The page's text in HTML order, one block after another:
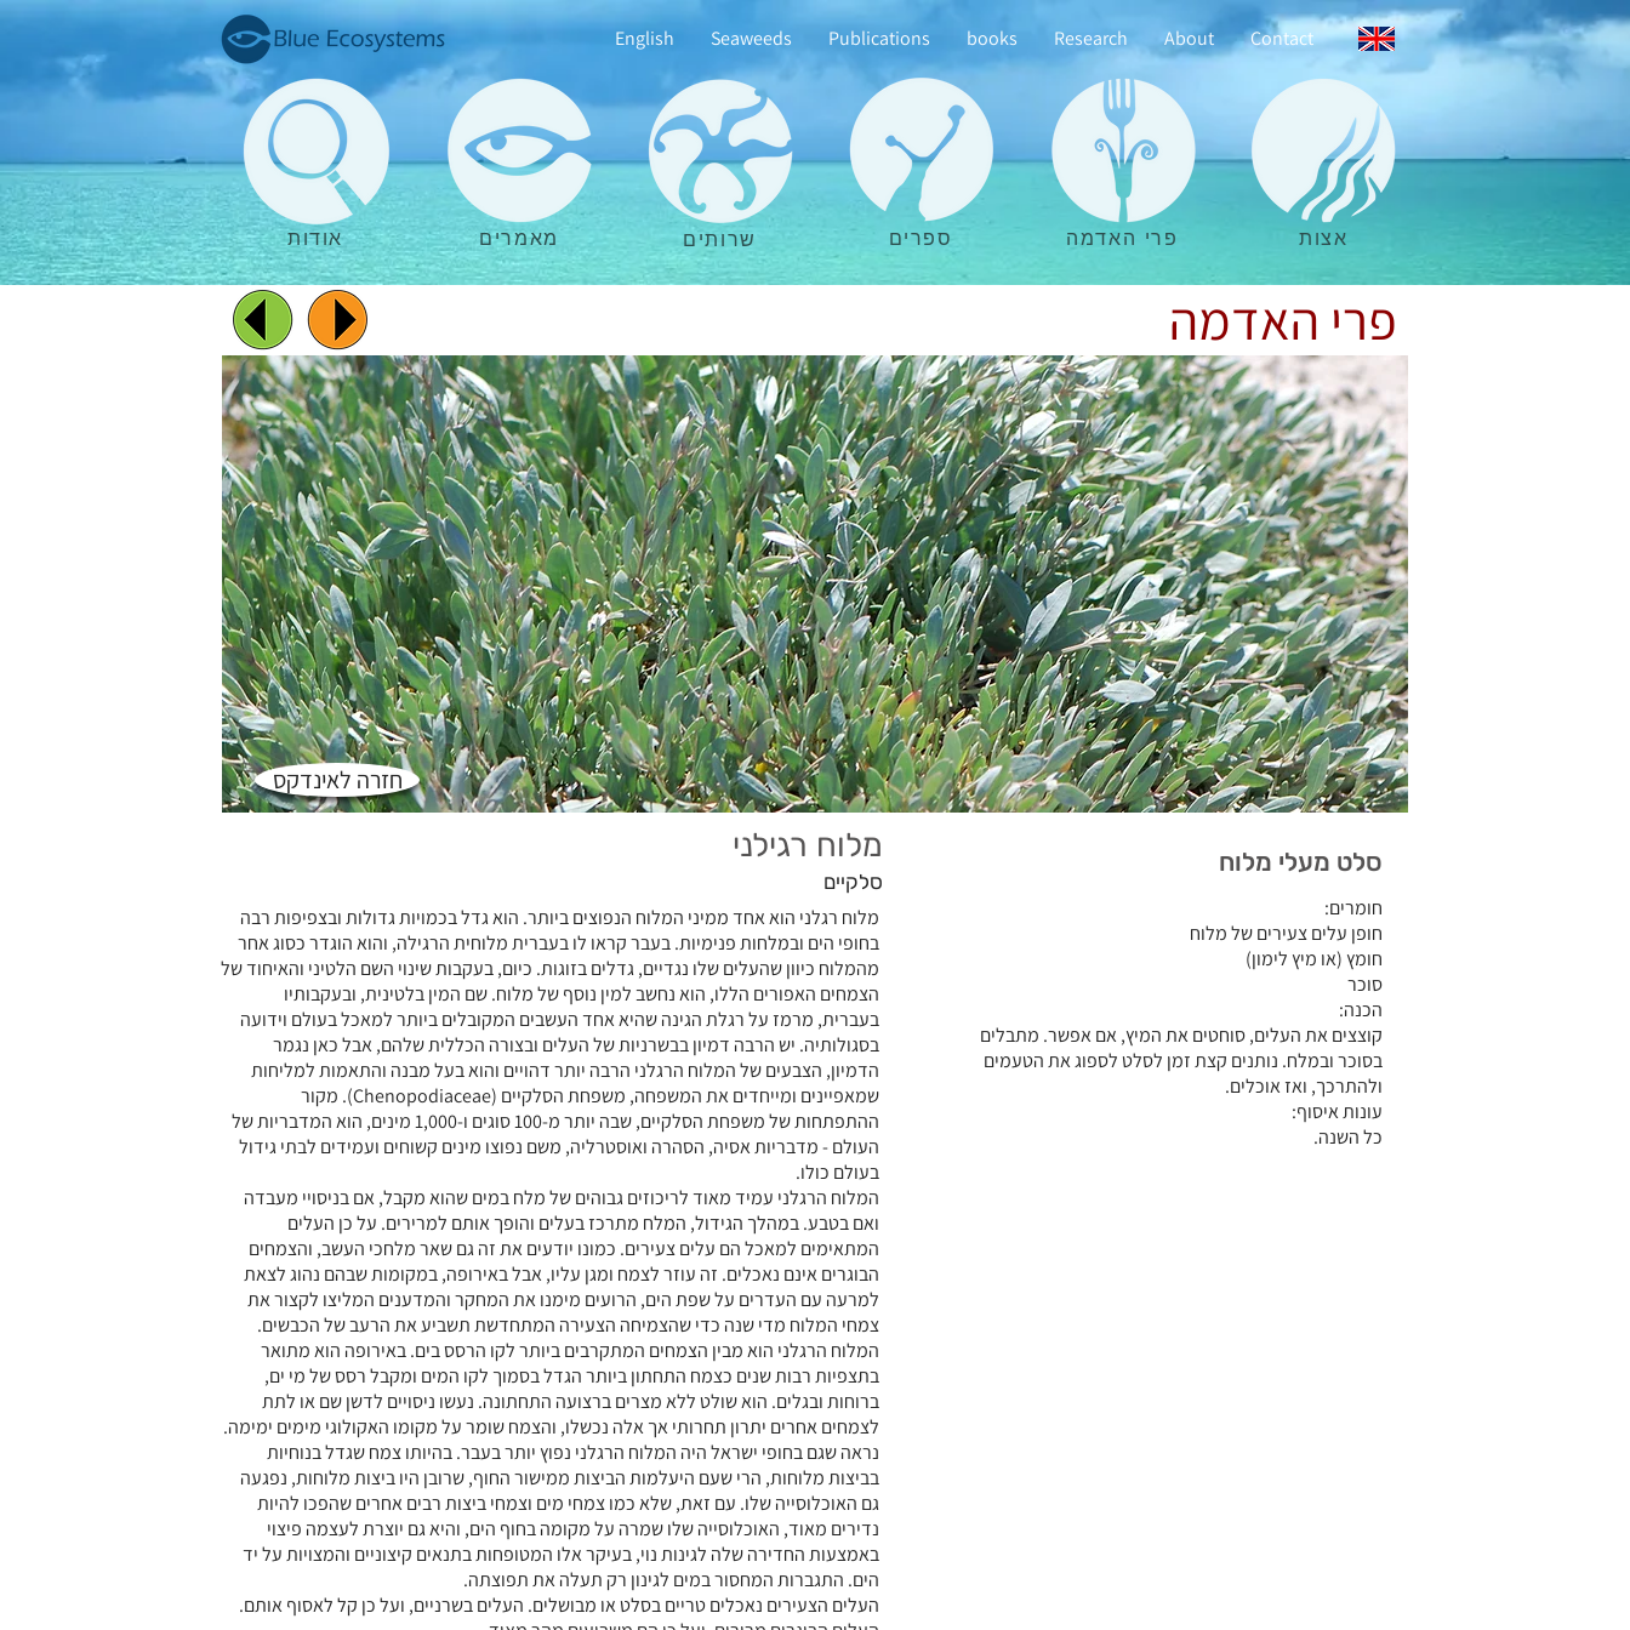
פרי האדמה
מלוח רגלני הוא אחד ממיני המלוח הנפוצים ביותר. הוא גדל בכמויות גדולות ובצפיפות רבה
בחופי הים ובמלחות פנימיות. בעבר קראו לו בעברית מלוחית הרגילה, והוא הוגדר כסוג אחר
מהמלוח כיוון שהעלים שלו נגדיים, גדלים בזוגות. כיום, בעקבות שינוי השם הלטיני והאיחוד של
הצמחים האפורים הללו, הוא נחשב למין נוסף של מלוח. שם המין בלטינית, ובעקבותיו
בעברית, מרמז על רגלת הגינה שהיא אחד העשבים המקובלים ביותר למאכל בעולם וידועה
בסגולותיה. יש הרבה דמיון בבשרניות של העלים ובצורה הכללית שלהם, אבל כאן נגמר
הדמיון, הצבעים של המלוח הרגלני הרבה יותר דהויים והוא בעל מבנה והתאמות למליחות
שמאפיינים ומייחדים את המשפחה, משפחת הסלקיים (Chenopodiaceae). מקור
ההתפתחות של משפחת הסלקיים, שבה יותר מ-100 סוגים ו-1,000 מינים, הוא המדבריות של
העולם - מדבריות אסיה, הסהרה ואוסטרליה, משם נפוצו מינים קשוחים ועמידים לבתי גידול
בעולם כולו.
המלוח הרגלני עמיד מאוד לריכוזים גבוהים של מלח במים שהוא מקבל, אם בניסויי מעבדה
ואם בטבע. במהלך הגידול, המלח מתרכז בעלים והופך אותם למרירים. על כן העלים
המתאימים למאכל הם עלים צעירים. כמונו יודעים את זה גם שאר מלחכי העשב, והצמחים
הבוגרים אינם נאכלים. זה עוזר לצמח ומגן עליו, אבל באירופה, במקומות שבהם נהוג לצאת
למרעה עם העדרים על שפת הים, הרועים מימנו את המחקר והמדענים המליצו לקצור את
צמחי המלוח מדי שנה כדי שהצמיחה הצעירה המתחדשת תשביע את הרעב של הכבשים.
המלוח הרגלני הוא מבין הצמחים המתקרבים ביותר לקו הרסס בים. באירופה הוא מתואר
בתצפיות רבות שנים כצמח התחתון ביותר הגדל בסמוך לקו המים ומקבל רסס של מי ים,
ברוחות ובגלים. הוא שולט ללא מצרים ברצועה התחתונה. נעשו ניסויים לדשן שם או לתת
לצמחים אחרים יתרון תחרותי אך אלה נכשלו, והצמח שומר על מקומו האקולוגי מימים ימימה.
נראה שגם בחופי ישראל היה המלוח הרגלני נפוץ יותר בעבר. בהיותו צמח שגדל בנוחיות
בביצות מלוחות, הרי שעם היעלמות הביצות ממישור החוף, שרובן היו ביצות מלוחות, נפגעה
גם האוכלוסייה שלו. עם זאת, שלא כמו צמחי מים וצמחי ביצות רבים אחרים שהפכו להיות
נדירים מאוד, האוכלוסייה שלו שמרה על מקומה בחוף הים, והיא גם יוצרת לעצמה פיצוי
באמצעות החדירה שלה לגינות נוי, בעיקר אלו המטופחות בתנאים קיצוניים והמצויות על יד
הים. התגברות המחסור במים לגינון רק תעלה את תפוצתה.
העלים הצעירים נאכלים טריים בסלט או מבושלים. העלים בשרניים, ועל כן קל לאסוף אותם.
מלוח רגילני
סלקיים
חומרים:
חופן עלים צעירים של מלוח
חומץ (או מיץ לימון)
סוכר
הכנה:
קוצצים את העלים, סוחטים את המיץ, אם אפשר. מתבלים
בסוכר ובמלח. נותנים קצת זמן לסלט לספוג את הטעמים
ולהתרכך, ואז אוכלים.
עונות איסוף:
כל השנה.
חזרה לאינדקס
סלט מעלי מלוח
English Seaweeds Publications books Research About Contact
אודות מאמרים שרותים ספרים פרי האדמה אצות